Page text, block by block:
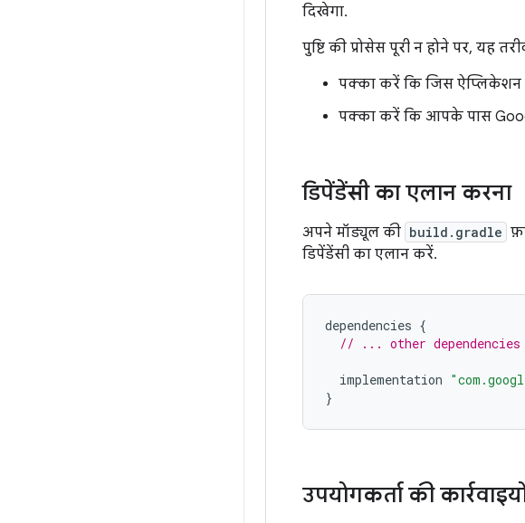
दिखेगा.
पुष्टि की प्रोसेस पूरी न होने पर, यह
पक्का करें कि जिस ऐप्लिकेशन
पक्का करें कि आपके पास
डिपेंडेंसी का एलान करना
अपने मॉड्यूल की build.gradle
डिपेंडेंसी का एलान करें.
dependencies {
// ... other dependencies
implementation
}
उपयोगकर्ता की